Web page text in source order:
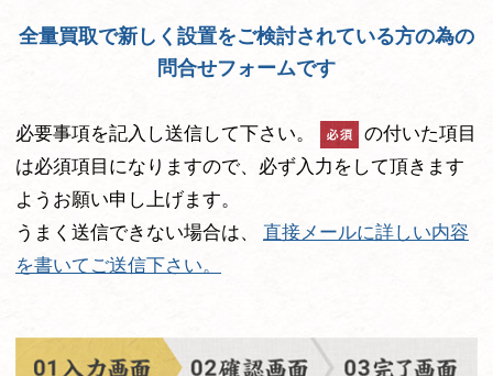
全量買取で新しく設置をご検討されている方の為の
問合せフォームです
必要事項を記入し送信して下さい。
の付いた項目
は必須項目になりますので、必ず入力をして頂きます
ようお願い申し上げます。
うまく送信できない場合は、 直接メールに詳しい内容
を書いてご送信下さい。